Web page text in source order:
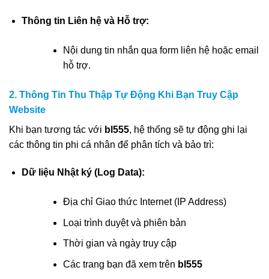
Thông tin Liên hệ và Hỗ trợ:
Nội dung tin nhắn qua form liên hệ hoặc email
hỗ trợ.
2. Thông Tin Thu Thập Tự Động Khi Bạn Truy Cập
Website
Khi bạn tương tác với bl555, hệ thống sẽ tự động ghi lại
các thông tin phi cá nhân để phân tích và bảo trì:
Dữ liệu Nhật ký (Log Data):
Địa chỉ Giao thức Internet (IP Address)
Loại trình duyệt và phiên bản
Thời gian và ngày truy cập
Các trang bạn đã xem trên bl555